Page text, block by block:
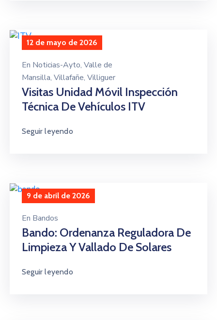
12 de mayo de 2026
En Noticias-Ayto‚ Valle de
Mansilla‚ Villafañe‚ Villiguer
Visitas Unidad Móvil Inspección
Técnica De Vehículos ITV
Seguir leyendo
9 de abril de 2026
En Bandos
Bando: Ordenanza Reguladora De
Limpieza Y Vallado De Solares
Seguir leyendo